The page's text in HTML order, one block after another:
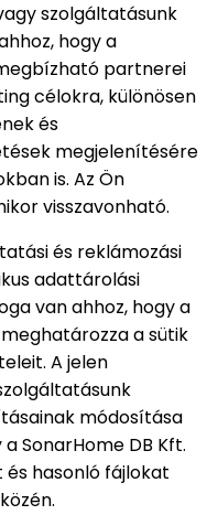
szolgáltatásunk
hogy a
partnerei
célokra, különösen
és
megjelenítésére
is. Az Ön
visszavonható.
és reklámozási
adattárolási
van ahhoz, hogy a
a sütik
A jelen
módosítása
SonarHome DB Kft.
hasonló fájlokat